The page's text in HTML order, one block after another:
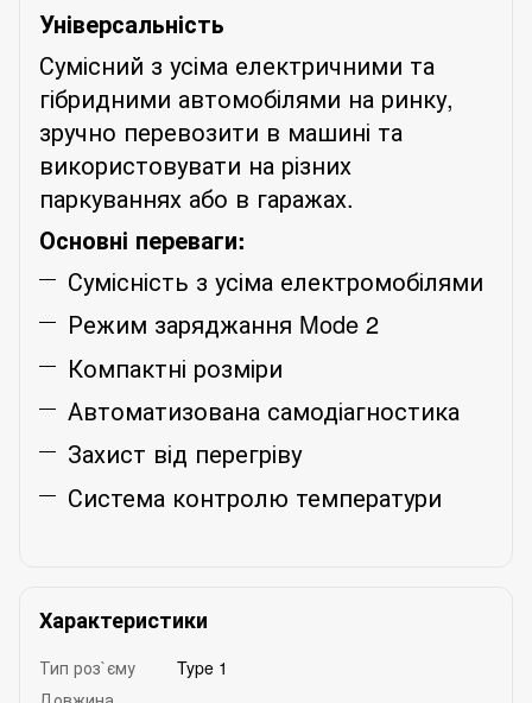
Універсальність
Сумісний з усіма електричними та
гібридними автомобілями на ринку,
зручно перевозити в машині та
використовувати на різних
паркуваннях або в гаражах.
Основні переваги:
Сумісність з усіма електромобілями
Режим заряджання Mode 2
Компактні розміри
Автоматизована самодіагностика
Захист від перегріву
Система контролю температури
Характеристики
Тип роз`єму
Type 1